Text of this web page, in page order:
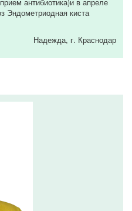
Эндометриодная киста
Надежда, г. Краснодар